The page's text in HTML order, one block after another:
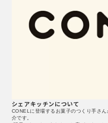
シェアキッチンについて
CONELに登場するお菓子のつくり手さ
介です。